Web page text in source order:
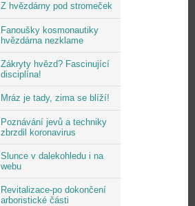
Z hvězdárny pod stromeček
Fanoušky kosmonautiky
hvězdárna nezklame
Zákryty hvězd? Fascinující
disciplína!
Mráz je tady, zima se blíží!
Poznávání jevů a techniky
zbrzdil koronavirus
Slunce v dalekohledu i na
webu
Revitalizace-po dokončení
arboristické části